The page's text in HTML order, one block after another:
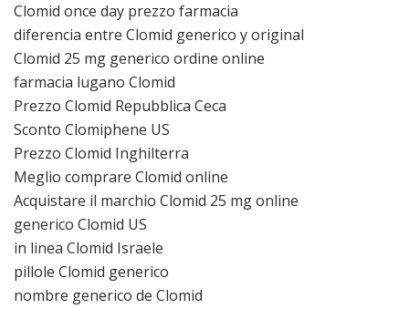
Clomid once day prezzo farmacia
diferencia entre Clomid generico y original
Clomid 25 mg generico ordine online
farmacia lugano Clomid
Prezzo Clomid Repubblica Ceca
Sconto Clomiphene US
Prezzo Clomid Inghilterra
Meglio comprare Clomid online
Acquistare il marchio Clomid 25 mg online
generico Clomid US
in linea Clomid Israele
pillole Clomid generico
nombre generico de Clomid